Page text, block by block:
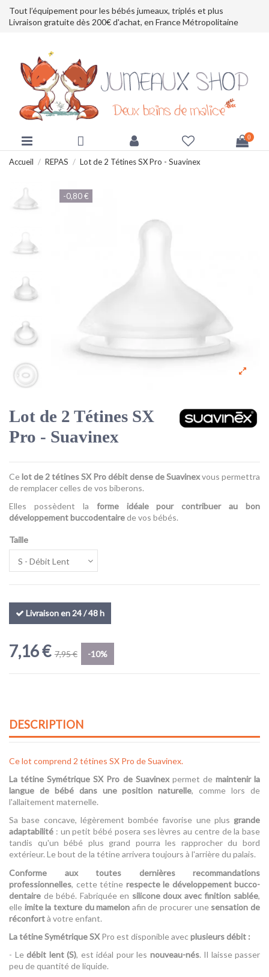
Tout l’équipement pour les bébés jumeaux, triplés et plus
Livraison gratuite dès 200€ d'achat, en France Métropolitaine
0
Accueil REPAS Lot de 2 Tétines SX Pro - Suavinex
-0,80 €
Lot de 2 Tétines SX
Pro - Suavinex
Celot de 2 tétines SX Pro débit dense de Suavinexvous permettra
de remplacer celles de vos biberons.
Elles possèdent la forme idéale pour contribuer au bon
développement buccodentairede vos bébés.
Taille
Livraison en 24 / 48 h
7,16 € 7,95 € -10%
DESCRIPTION
Ce lot comprend 2 tétines SX Pro de Suavinex.
La tétine Symétrique SX Pro de Suavinexpermet de maintenir la
langue de bébé dans une position naturelle, comme lors de
l'allaitement maternelle.
Sa base concave, légèrement bombée favorise une plus grande
adaptabilité : un petit bébé posera ses lèvres au centre de la base
tandis qu'un bébé plus grand pourra les rapprocher du bord
extérieur. Le bout de la tétine arrivera toujours à l'arrière du palais.
Conforme aux toutes dernières recommandations
professionnelles, cette tétine respecte le développement bucco-
dentaire de bébé. Fabriquée en silicone doux avec finition sablée,
elle imite la texture du mamelon afin de procurer une sensation de
réconfortà votre enfant.
La tétine Symétrique SXPro est disponible avec plusieurs débit :
- Ledébit lent (S), est idéal pour les nouveau-nés. Il laisse passer
peu de quantité de liquide.